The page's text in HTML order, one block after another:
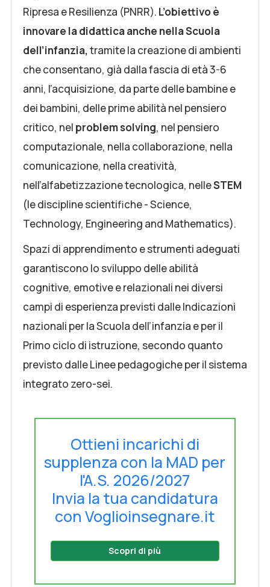
Ripresa e Resilienza (PNRR). L’obiettivo è
innovare la didattica anche nella Scuola
dell’infanzia,tramite la creazione di ambienti
che consentano, già dalla fascia di età 3-6
anni, l’acquisizione, da parte delle bambine e
dei bambini, delle prime abilità nel pensiero
critico, nel problem solving, nel pensiero
computazionale, nella collaborazione, nella
comunicazione, nella creatività,
nell’alfabetizzazione tecnologica, nelleSTEM
(le discipline scientifiche - Science,
Technology, Engineering and Mathematics).
Spazi di apprendimento e strumenti adeguati
garantiscono lo sviluppo delle abilità
cognitive, emotive e relazionali nei diversi
campi di esperienza previsti dalle Indicazioni
nazionali per la Scuola dell’infanzia e per il
Primo ciclo di istruzione, secondo quanto
previsto dalle Linee pedagogiche per il sistema
integrato zero-sei.
Ottieni incarichi di
supplenza con la MAD per
l'A.S. 2026/2027
Invia la tua candidatura
con Voglioinsegnare.it
Scopri di più